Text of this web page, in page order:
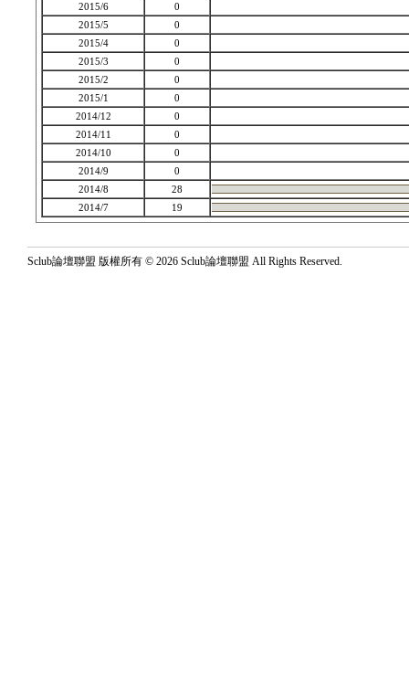
2015/6
0
2015/5
0
2015/4
0
2015/3
0
2015/2
0
2015/1
0
2014/12
0
2014/11
0
2014/10
0
2014/9
0
2014/8
28
2014/7
19
Sclub論壇聯盟 版權所有 © 2026 Sclub論壇聯盟 All Rights Reserved.